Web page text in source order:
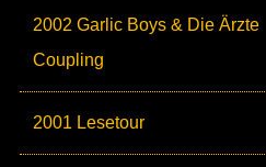
2002 Garlic Boys & Die Ärzte
Coupling
2001 Lesetour